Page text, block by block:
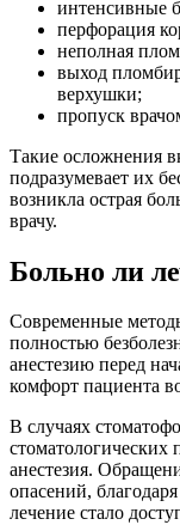
интенсивные
перфорация
неполная
выход
верхушки;
пропуск
Такие осложнения
подразумевает их
возникла острая
врачу.
Больно ли
Современные
полностью
анестезию перед
комфорт пациента
В случаях
стоматологических
анестезия.
опасений,
лечение стало